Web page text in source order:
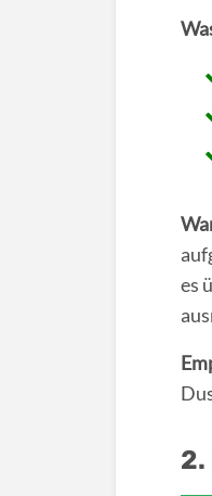
es
2.